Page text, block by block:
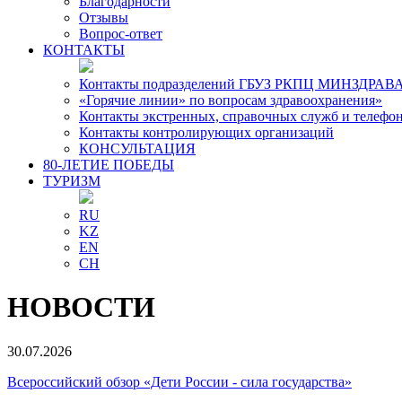
Отзывы
Вопрос-ответ
КОНТАКТЫ
Контакты подразделений ГБУЗ РКПЦ
«Горячие линии» по вопросам здравоохранения»
Контакты экстренных, справочных служб и
Контакты контролирующих организаций
КОНСУЛЬТАЦИЯ
80-ЛЕТИЕ ПОБЕДЫ
ТУРИЗМ
RU
KZ
EN
CH
НОВОСТИ
30.07.2026
Всероссийский обзор «Дети России - сила государства»